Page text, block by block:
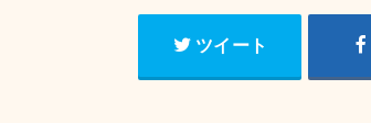
ツイート